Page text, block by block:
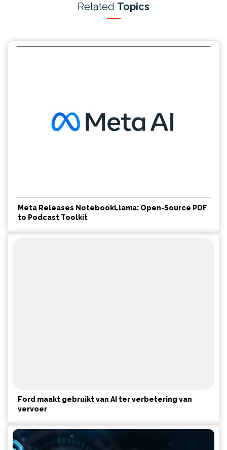
Related Topics
Meta Releases NotebookLlama: Open-Source PDF
to Podcast Toolkit
Ford maakt gebruikt van AI ter verbetering van
vervoer